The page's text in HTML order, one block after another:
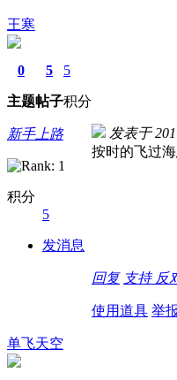
王寒
0
主题
5
帖子
5
积分
新手上路
积分
5
发消息
发表于
按时的飞过
回复 支持 反
使用道具 举
单飞天空